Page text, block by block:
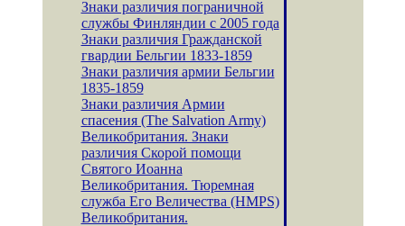
Знаки различия пограничной
службы Финляндии с 2005 года
Знаки различия Гражданской
гвардии Бельгии 1833-1859
Знаки различия армии Бельгии
1835-1859
Знаки различия Армии
спасения (The Salvation Army)
Великобритания. Знаки
различия Скорой помощи
Святого Иоанна
Великобритания. Тюремная
служба Его Величества (HMPS)
Великобритания.